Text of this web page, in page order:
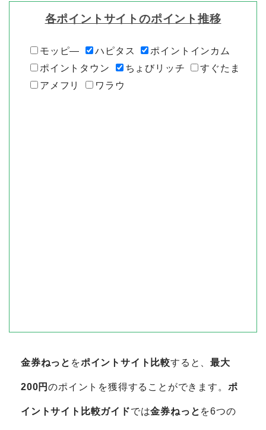
各ポイントサイトのポイント推移
モッピ― ハピタス
ポイントインカム
ポイントタウン
ちょびリッチ
すぐたま
アメフリ
ワラウ
金券ねっと をポイントサイト比較すると、最大
200円のポイントを獲得することができます。 ポ
イントサイト比較ガイドでは金券ねっと を6つの